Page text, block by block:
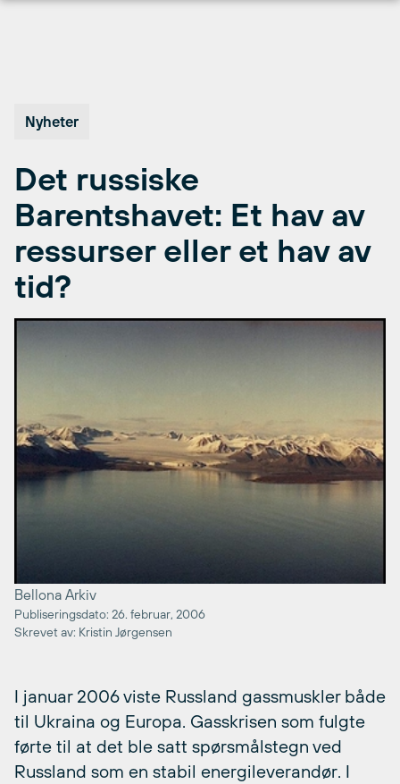
Nyheter
Det russiske
Barentshavet: Et hav av
ressurser eller et hav av
tid?
Bellona Arkiv
Publiseringsdato: 26. februar, 2006
Skrevet av: Kristin Jørgensen
I januar 2006 viste Russland gassmuskler både
til Ukraina og Europa. Gasskrisen som fulgte
førte til at det ble satt spørsmålstegn ved
Russland som en stabil energileverandør. I